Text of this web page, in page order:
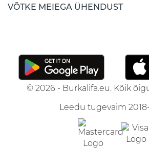
VÕTKE MEIEGA ÜHENDUST
© 2026 - Burkalifa.eu. Kõik
Leedu tugevaim